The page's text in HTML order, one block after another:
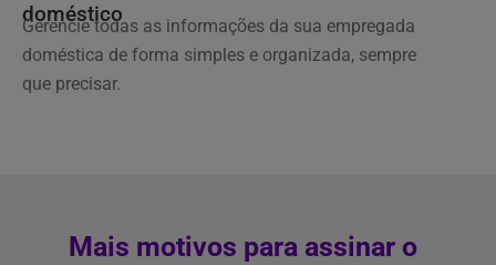
doméstico
Gerencie todas as informações da sua empregada
doméstica de forma simples e organizada, sempre
que precisar.
Mais motivos para assinar o